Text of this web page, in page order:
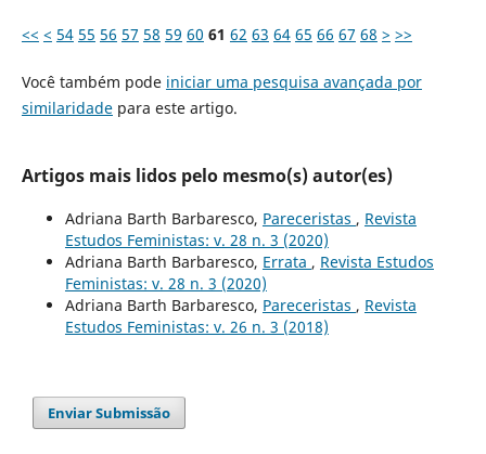
<< < 54 55 56 57 58 59 60 61 62 63 64 65 66 67 68 > >>
Você também pode iniciar uma pesquisa avançada por
similaridadepara este artigo.
Artigos mais lidos pelo mesmo(s) autor(es)
Adriana Barth Barbaresco, Pareceristas , Revista
Estudos Feministas: v. 28 n. 3 (2020)
Adriana Barth Barbaresco, Errata , Revista Estudos
Feministas: v. 28 n. 3 (2020)
Adriana Barth Barbaresco, Pareceristas , Revista
Estudos Feministas: v. 26 n. 3 (2018)
Enviar Submissão